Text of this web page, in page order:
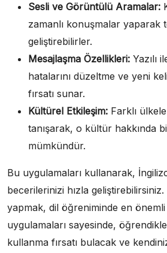
Sesli ve Görüntülü Aramalar:
zamanlı konuşmalar yaparak
geliştirebilirler.
Mesajlaşma Özellikleri: Yazılı
hatalarını düzeltme ve yeni
fırsatı sunar.
Kültürel Etkileşim: Farklı
tanışarak, o kültür hakkında
mümkündür.
Bu uygulamaları kullanarak,
becerilerinizi hızla
yapmak, dil öğreniminde en önemli
uygulamaları sayesinde,
kullanma fırsatı bulacak ve